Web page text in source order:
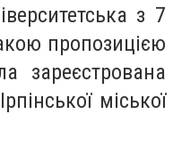
з 7
пропозицією
зареєстрована
міської